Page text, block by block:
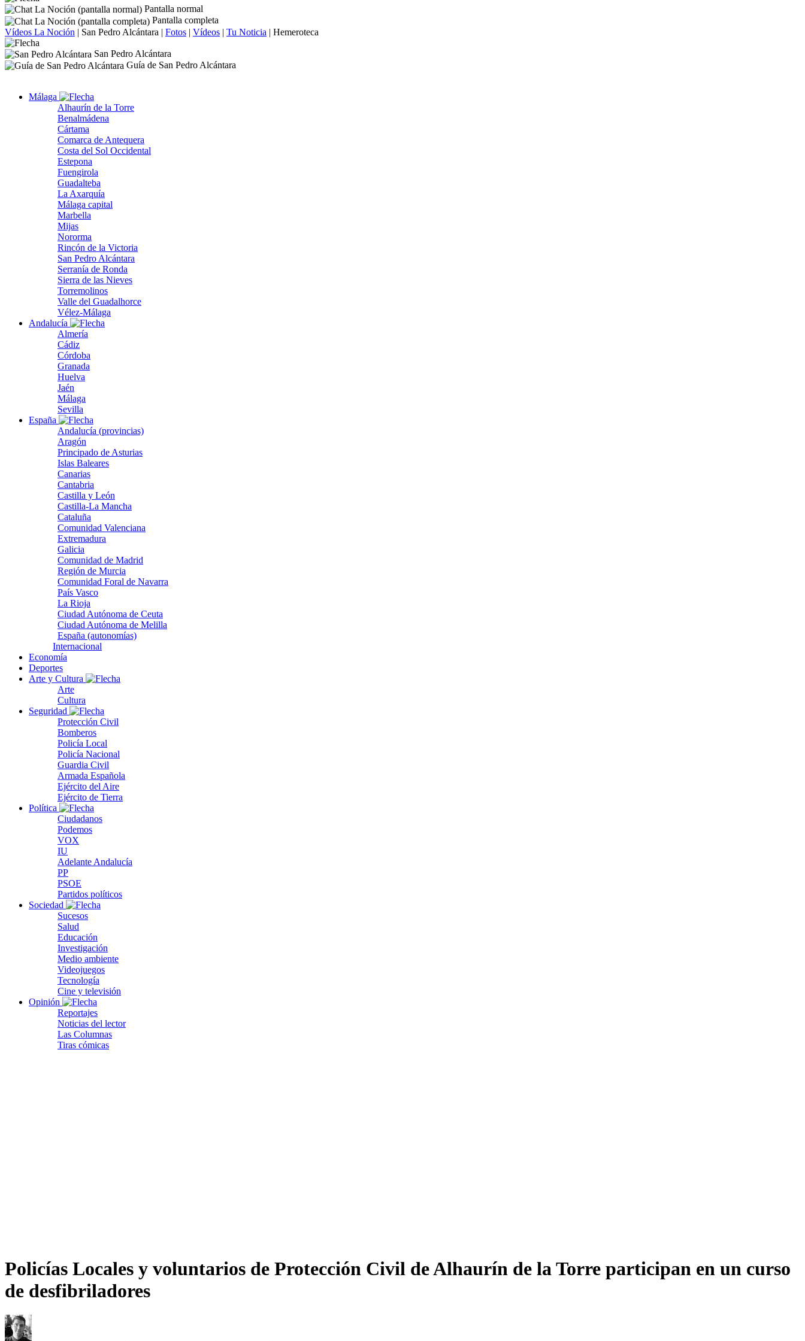
Pantalla normal
Pantalla completa
Vídeos La Noción | San Pedro Alcántara | Fotos | Vídeos | Tu Noticia | Hemeroteca
San Pedro Alcántara
Guía de San Pedro Alcántara
Málaga
Alhaurín de la Torre
Benalmádena
Cártama
Comarca de Antequera
Costa del Sol Occidental
Estepona
Fuengirola
Guadalteba
La Axarquía
Málaga capital
Marbella
Mijas
Nororma
Rincón de la Victoria
San Pedro Alcántara
Serranía de Ronda
Sierra de las Nieves
Torremolinos
Valle del Guadalhorce
Vélez-Málaga
Andalucía
Almería
Cádiz
Córdoba
Granada
Huelva
Jaén
Málaga
Sevilla
España
Andalucía (provincias)
Aragón
Principado de Asturias
Islas Baleares
Canarias
Cantabria
Castilla y León
Castilla-La Mancha
Cataluña
Comunidad Valenciana
Extremadura
Galicia
Comunidad de Madrid
Región de Murcia
Comunidad Foral de Navarra
País Vasco
La Rioja
Ciudad Autónoma de Ceuta
Ciudad Autónoma de Melilla
España (autonomías)
Internacional
Economía
Deportes
Arte y Cultura
Arte
Cultura
Seguridad
Protección Civil
Bomberos
Policía Local
Policía Nacional
Guardia Civil
Armada Española
Ejército del Aire
Ejército de Tierra
Política
Ciudadanos
Podemos
VOX
IU
Adelante Andalucía
PP
PSOE
Partidos políticos
Sociedad
Sucesos
Salud
Educación
Investigación
Medio ambiente
Videojuegos
Tecnología
Cine y televisión
Opinión
Reportajes
Noticias del lector
Las Columnas
Tiras cómicas
Policías Locales y voluntarios de Protección Civil de Alhaurín de la Torre participan en un curso
de desfibriladores